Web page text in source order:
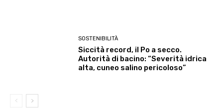
SOSTENIBILITÀ
Siccità record, il Po a secco.
Autorità di bacino: “Severità idrica
alta, cuneo salino pericoloso”